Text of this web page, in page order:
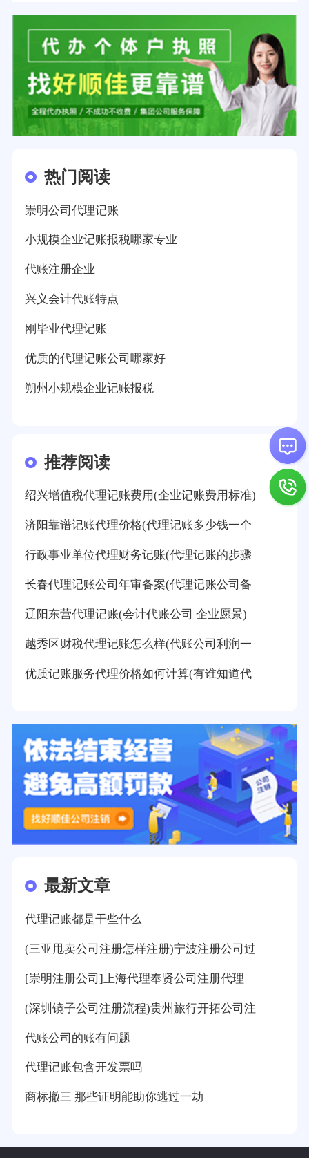
热门阅读
崇明公司代理记账
小规模企业记账报税哪家专业
代账注册企业
兴义会计代账特点
刚毕业代理记账
优质的代理记账公司哪家好
朔州小规模企业记账报税
推荐阅读
绍兴增值税代理记账费用(企业记账费用标准)
济阳靠谱记账代理价格(代理记账多少钱一个
行政事业单位代理财务记账(代理记账的步骤
长春代理记账公司年审备案(代理记账公司备
辽阳东营代理记账(会计代账公司 企业愿景)
越秀区财税代理记账怎么样(代账公司利润一
优质记账服务代理价格如何计算(有谁知道代
最新文章
代理记账都是干些什么
(三亚甩卖公司注册怎样注册)宁波注册公司过
[崇明注册公司]上海代理奉贤公司注册代理
(深圳镜子公司注册流程)贵州旅行开拓公司注
代账公司的账有问题
代理记账包含开发票吗
商标撤三 那些证明能助你逃过一劫